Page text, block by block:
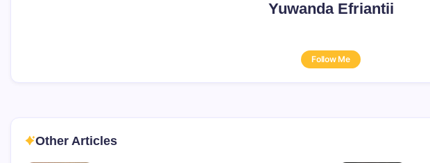
Yuwanda Efriantii
Follow Me
Other Articles